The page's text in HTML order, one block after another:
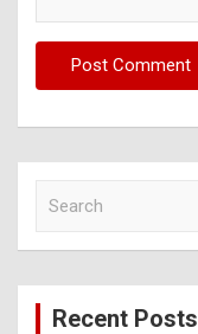
c
Recent Posts